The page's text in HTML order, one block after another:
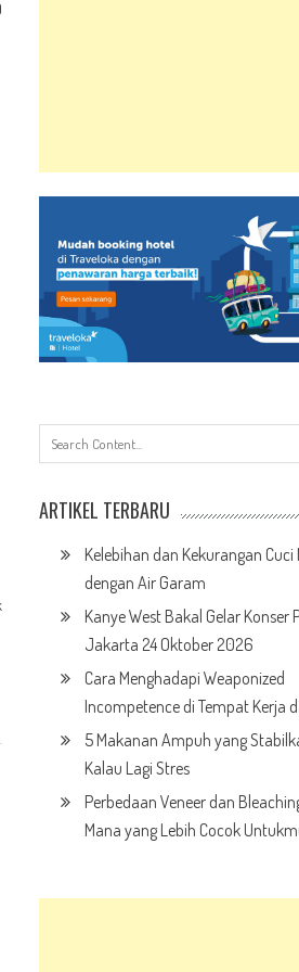
ARTIKEL TERBARU
Kelebihan dan Kekurangan Cuci
dengan Air Garam
Kanye West Bakal Gelar Konser
Jakarta 24 Oktober 2026
Cara Menghadapi Weaponized
Incompetence di Tempat Kerja
5 Makanan Ampuh yang
Kalau Lagi Stres
Perbedaan Veneer dan
Mana yang Lebih Cocok